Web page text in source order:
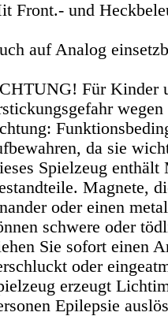
Front.- und
auf Analog
Für Kinder
da sie
Spielzeug enthält
Magnete,
oder einen
schwere oder
Sie sofort einen
oder
erzeugt
Epilepsie